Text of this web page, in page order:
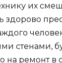
их
здорово
стенами,
на ремонт в